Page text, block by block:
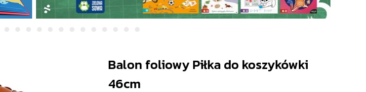
Balon foliowy Piłka do koszykówki
46cm